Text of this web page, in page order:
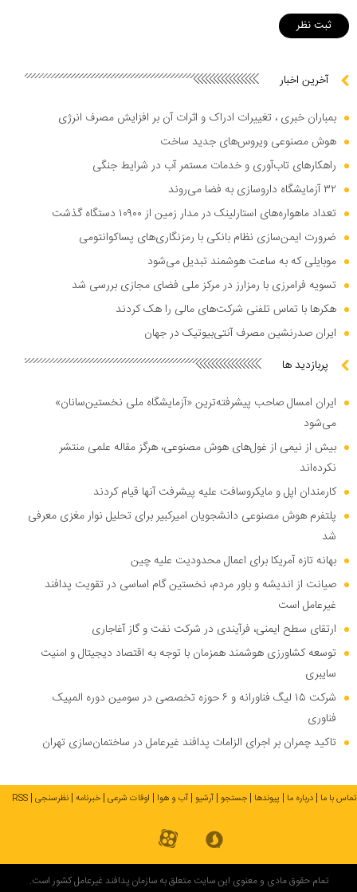
آخرین اخبار
بمباران خبری ، تغییرات ادراک و اثرات آن بر افزایش مصرف انرژی
هوش مصنوعی ویروس‌های جدید ساخت
راهکار‌های تاب‌آوری و خدمات مستمر آب در شرایط جنگی
۳۲ آزمایشگاه داروسازی به فضا می‌روند
تعداد ماهواره‌های استارلینک در مدار زمین از ۱۰۹۰۰ دستگاه گذشت
ضرورت ایمن‌سازی نظام بانکی با رمزنگاری‌های پساکوانتومی
موبایلی که به ساعت هوشمند تبدیل می‌شود
تسویه فرامرزی با رمزارز در مرکز ملی فضای مجازی بررسی شد
هکر‌ها با تماس تلفنی شرکت‌های مالی را هک کردند
ایران صدرنشین مصرف آنتی‌بیوتیک در جهان
پربازدید ها
ایران امسال صاحب پیشرفته‌ترین «آزمایشگاه ملی نخستین‌سانان»
می‌شود
بیش از نیمی از غول‌های هوش مصنوعی، هرگز مقاله علمی منتشر
نکرده‌اند
کارمندان اپل و مایکروسافت علیه پیشرفت آنها قیام کردند
پلتفرم هوش مصنوعی دانشجویان امیرکبیر برای تحلیل نوار مغزی معرفی
شد
بهانه تازه آمریکا برای اعمال محدودیت علیه چین
صیانت از اندیشه و باور مردم، نخستین گام اساسی در تقویت پدافند
غیرعامل است
ارتقای سطح ایمنی، فرآیندی در شرکت نفت و گاز آغاجاری
توسعه کشاورزی هوشمند همزمان با توجه به اقتصاد دیجیتال و امنیت
سایبری
شرکت ۱۵ لیگ فناورانه و ۶ حوزه تخصصی در سومین دوره المپیک
فناوری
تاکید چمران بر اجرای الزامات پدافند غیرعامل در ساختمان‌سازی تهران
تماس با ما درباره ما پیوندها جستجو آرشیو آب و هوا اوقات شرعی خبرنامه نظرسنجی RSS
تمام حقوق مادی و معنوی این سایت متعلق به سازمان پدافند غیرعامل کشور است.